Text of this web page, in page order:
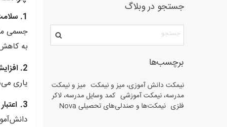
جستجو در وبلاگ
برچسب‌ها
نیمکت دانش آموزی، میز و نیمکت میز و نیمکت
مدرسه، نیمکت آموزشی کمد وسایل مدرسه، لاکر
فلزی نیمکت‌ها و صندلی‌های تحصیلی Nova
1. سلامت و راحتی معلم:
جسمی
به
2. افزایش بهره‌وری و کیفیت آموزش:
یاری
3. اعتبار و حرفه‌ای بودن مدرسه: